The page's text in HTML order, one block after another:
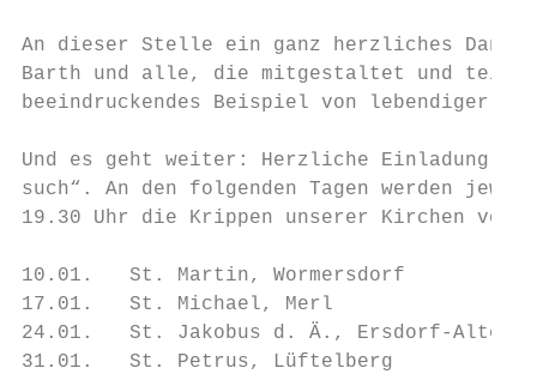
An dieser Stelle ein ganz herzliches
Barth und alle, die mitgestaltet und
beeindruckendes Beispiel von lebendiger
Und es geht weiter: Herzliche Einladung
such“. An den folgenden Tagen werden
19.30 Uhr die Krippen unserer Kirchen
10.01.   St. Martin, Wormersdorf
17.01.   St. Michael, Merl
24.01.   St. Jakobus d. Ä., Ersdorf-
31.01.   St. Petrus, Lüftelberg